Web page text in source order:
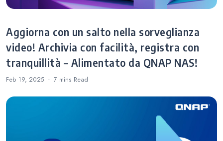
Aggiorna con un salto nella sorveglianza
video! Archivia con facilità, registra con
tranquillità – Alimentato da QNAP NAS!
Feb 19, 2025 7 mins Read